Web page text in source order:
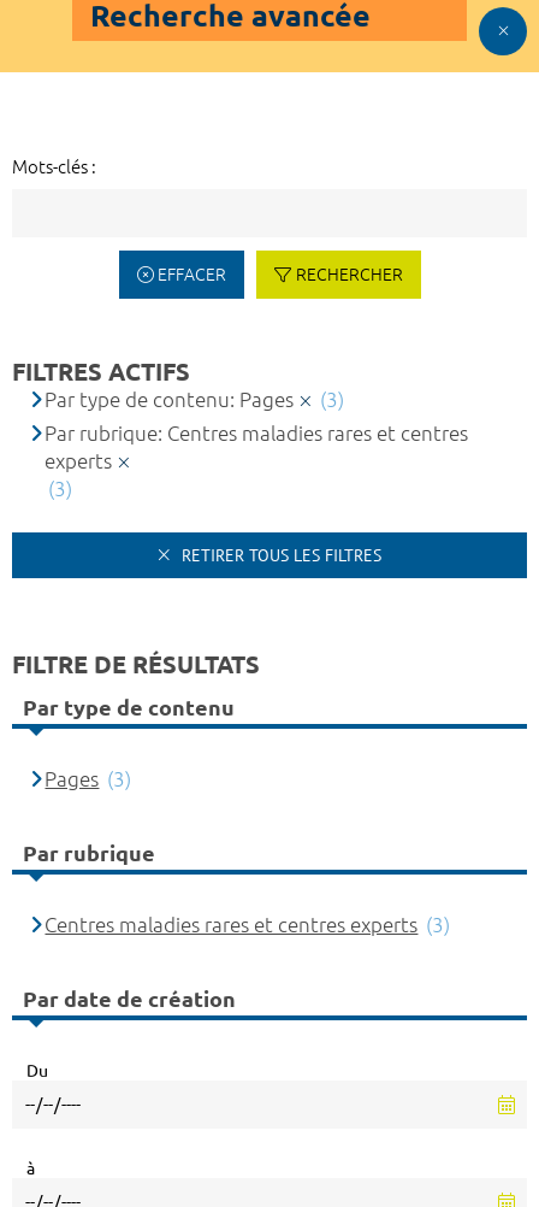
Recherche avancée
Mots-clés :
EFFACER RECHERCHER
FILTRES ACTIFS
Par type de contenu: Pages
(3)
Par rubrique: Centres maladies rares et centres
experts
(3)
RETIRER TOUS LES FILTRES
FILTRE DE RÉSULTATS
Par type de contenu
Pages (3)
Par rubrique
Centres maladies rares et centres experts (3)
Par date de création
Du
à